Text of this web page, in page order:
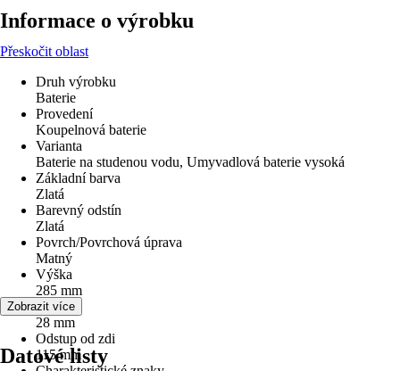
Informace o výrobku
Přeskočit oblast
Druh výrobku
Baterie
Provedení
Koupelnová baterie
Varianta
Baterie na studenou vodu, Umyvadlová baterie vysoká
Základní barva
Zlatá
Barevný odstín
Zlatá
Povrch/Povrchová úprava
Matný
Výška
285 mm
Šířka
28 mm
Odstup od zdi
115 mm
Zobrazit více
Datové listy